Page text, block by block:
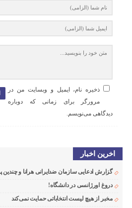
ذخیره نام، ایمیل و وبسایت من در
مرورگر برای زمانی که دوباره
دیدگاهی می‌نویسم.
اخرین اخبار
گزارش ادعایی سازمان ضدایرانی هرانا و
دروغ اورژانسی در دانشگاه!
مخبر از هیچ لیست انتخاباتی حمایت نمی‌کند